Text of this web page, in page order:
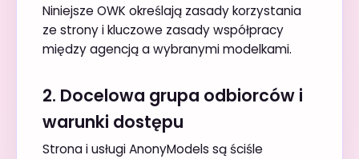
Niniejsze OWK określają zasady korzystania
ze strony i kluczowe zasady współpracy
między agencją a wybranymi modelkami.
2. Docelowa grupa odbiorców i
warunki dostępu
Strona i usługi AnonyModels są ściśle